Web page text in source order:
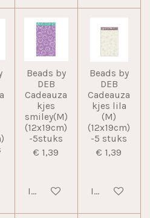
Beads by
DEB
Cadeauza
kjes
smiley(M)
(12x19cm)
-5stuks
€ 1,39
In winkelwagen
Beads by
DEB
Cadeauza
kjes lila
(M)
(12x19cm)
-5 stuks
€ 1,39
In